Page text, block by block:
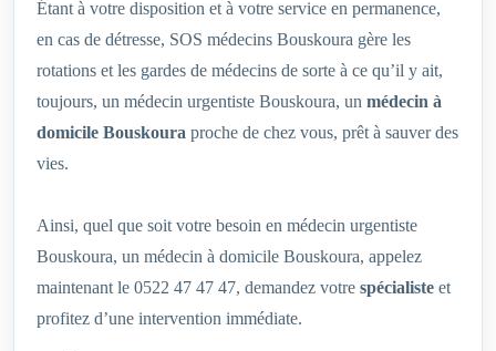
Étant à votre disposition et à votre service en permanence,
en cas de détresse, SOS médecins Bouskoura gère les
rotations et les gardes de médecins de sorte à ce qu’il y ait,
toujours, un médecin urgentiste Bouskoura, un médecin à
domicile Bouskoura proche de chez vous, prêt à sauver des
vies.
Ainsi, quel que soit votre besoin en médecin urgentiste
Bouskoura, un médecin à domicile Bouskoura, appelez
maintenant le 0522 47 47 47, demandez votre spécialiste et
profitez d’une intervention immédiate.